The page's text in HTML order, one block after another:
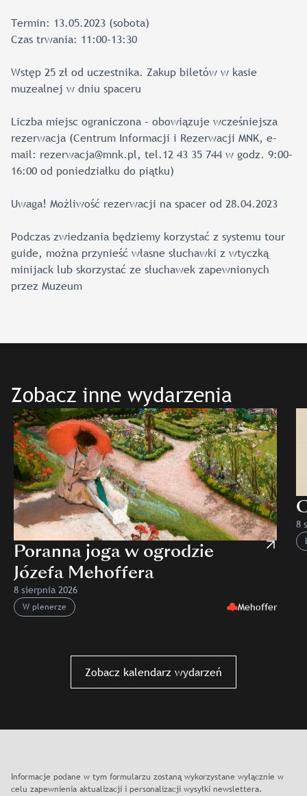
Termin: 13.05.2023 (sobota)
Czas trwania: 11:00–13:30
Wstęp 25 zł od uczestnika. Zakup biletów w kasie
muzealnej w dniu spaceru
Liczba miejsc ograniczona – obowiązuje wcześniejsza
rezerwacja (Centrum Informacji i Rezerwacji MNK, e-
mail: rezerwacja@mnk.pl, tel.12 43 35 744 w godz. 9:00–
16:00 od poniedziałku do piątku)
Uwaga! Możliwość rezerwacji na spacer od 28.04.2023
Podczas zwiedzania będziemy korzystać z systemu tour
guide, można przynieść własne słuchawki z wtyczką
minijack lub skorzystać ze słuchawek zapewnionych
przez Muzeum
Zobacz inne wydarzenia
Poranna joga w ogrodzie
Józefa Mehoffera
8 sierpnia 2026
W plenerze
Mehoffer
8
Zobacz kalendarz wydarzeń
Informacje podane w tym formularzu zostaną wykorzystane wyłącznie w
celu zapewnienia aktualizacji i personalizacji wysyłki newslettera.